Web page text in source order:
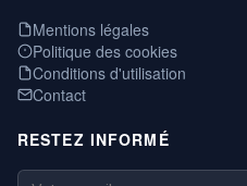
Mentions légales
Politique des cookies
Conditions d'utilisation
Contact
RESTEZ INFORMÉ